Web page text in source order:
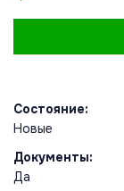
Состояние:
Новые
Документы:
Да